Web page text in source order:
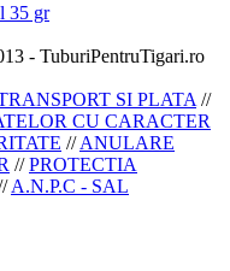
35 gr
- TuburiPentruTigari.ro
SI PLATA //
CU CARACTER
//ANULARE
//PROTECTIA
A.N.P.C - SAL